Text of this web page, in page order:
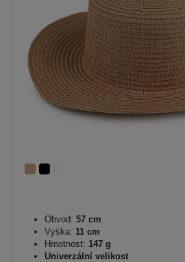
Obvod: 57 cm
Výška: 11 cm
Hmotnost: 147 g
Univerzální velikost